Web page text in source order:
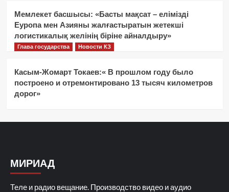
Мемлекет басшысы: «Басты мақсат – елімізді
Еуропа мен Азияны жалғастыратын жетекші
логистикалық желінің біріне айналдыру»
Глава государства Новости КЗ
Касым-Жомарт Токаев:« В прошлом году было
построено и отремонтировано 13 тысяч километров
дорог»
МИРИАД
Теле и радио вещание. Производство видео и аудио